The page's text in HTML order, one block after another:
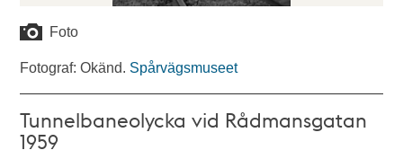
Foto
Fotograf: Okänd. Spårvägsmuseet
Tunnelbaneolycka vid Rådmansgatan
1959